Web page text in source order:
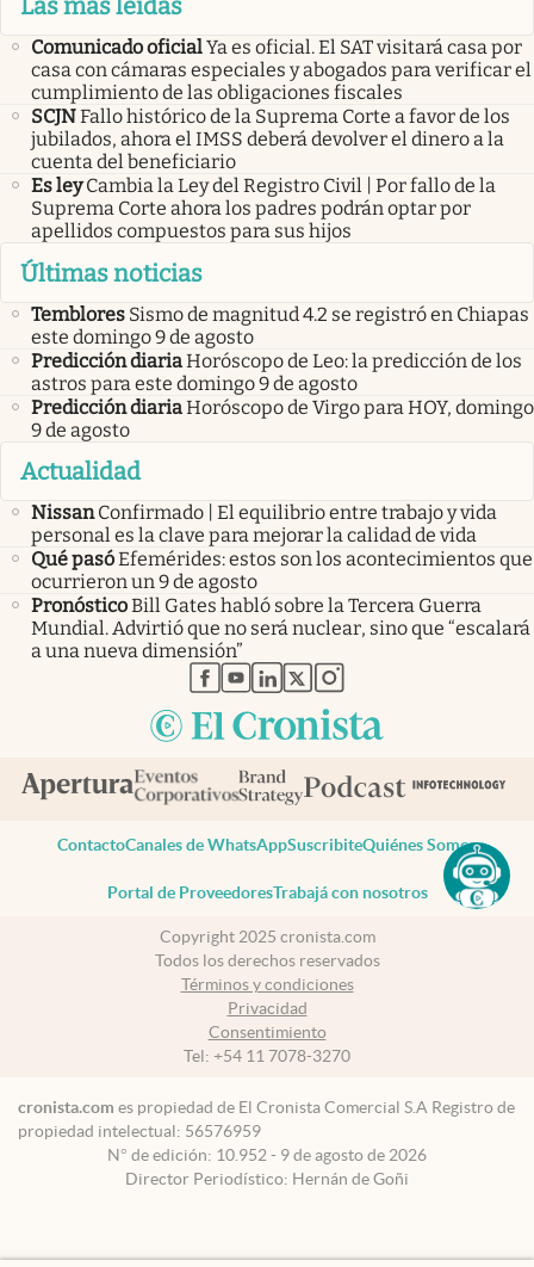
Las más leídas
Comunicado oficialYa es oficial. El SAT visitará casa por
casa con cámaras especiales y abogados para verificar el
cumplimiento de las obligaciones fiscales
SCJNFallo histórico de la Suprema Corte a favor de los
jubilados, ahora el IMSS deberá devolver el dinero a la
cuenta del beneficiario
Es ley Cambia la Ley del Registro Civil | Por fallo de la
Suprema Corte ahora los padres podrán optar por
apellidos compuestos para sus hijos
Últimas noticias
Temblores Sismo de magnitud 4.2 se registró en Chiapas
este domingo 9 de agosto
Predicción diariaHoróscopo de Leo: la predicción de los
astros para este domingo 9 de agosto
Predicción diariaHoróscopo de Virgo para HOY, domingo
9 de agosto
Actualidad
Nissan Confirmado | El equilibrio entre trabajo y vida
personal es la clave para mejorar la calidad de vida
Qué pasóEfemérides: estos son los acontecimientos que
ocurrieron un 9 de agosto
PronósticoBill Gates habló sobre la Tercera Guerra
Mundial. Advirtió que no será nuclear, sino que “escalará
a una nueva dimensión”
abre en nueva pestaña
abre en nueva pestaña
abre en nueva pestaña
abre en nueva pestaña
abre en nueva pestaña
ContactoCanales de WhatsAppSuscribiteQuiénes Somos
Portal de ProveedoresTrabajá con nosotros
Copyright 2025 cronista.com
Todos los derechos reservados
Términos y condiciones
Privacidad
Consentimiento
Tel: +54 11 7078-3270
cronista.com es propiedad de El Cronista Comercial S.A Registro de
propiedad intelectual: 56576959
N° de edición: 10.952 - 9 de agosto de 2026
Director Periodístico: Hernán de Goñi